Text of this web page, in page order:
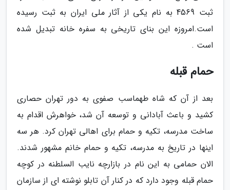
ثبت 4569 به نام یکی از آثار ملی ایران به ثبت رسیده
است.امروزه این بنای تاریخی به سفره خانه تبدیل شده
است .
حمام قبله
بعد از آن که شاه طهماسب صفوی به دور تهران حصاری
کشید و باعث آبادانی و توسعه آن شد، خواهرش اقدام به
ساخت مدرسه، تکیه و حمام برای اهالی تهران کرد. هر سه
اینها در تاریخ به مدرسه، تکیه و حمام خانم مشهور شدند.
الان حمامی به این نام در بازارچه نایب السلطنه در کوچه
حمام قبله وجود دارد که در کنار آن تابلو نوشته ای از سازمان